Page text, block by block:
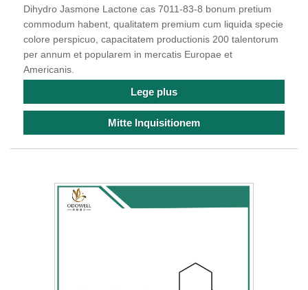
Dihydro Jasmone Lactone cas 7011-83-8 bonum pretium
commodum habent, qualitatem premium cum liquida specie
colore perspicuo, capacitatem productionis 200 talentorum
per annum et popularem in mercatis Europae et
Americanis.
Lege plus
Mitte Inquisitionem